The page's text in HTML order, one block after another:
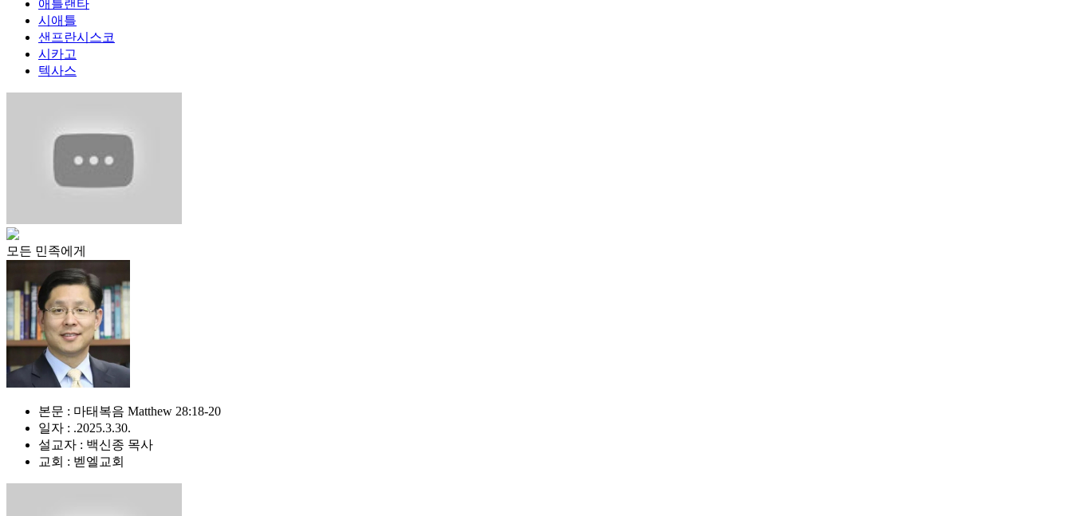
애틀랜타
시애틀
샌프란시스코
시카고
텍사스
모든 민족에게
본문 : 마태복음 Matthew 28:18-20
일자 : .2025.3.30.
설교자 : 백신종 목사
교회 : 벧엘교회